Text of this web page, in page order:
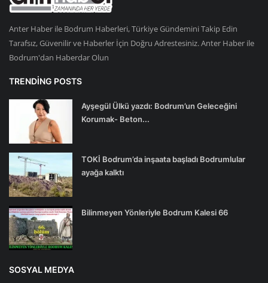
Anter Haber ile Bodrum Haberleri, Türkiye Gündemini Takip Edin
Tarafsız, Güvenilir ve Haberler İçin Doğru Adrestesiniz. Anter Haber ile
Bodrum'dan Haberdar Olun
TRENDING POSTS
Ayşegül Ülkü yazdı: Bodrum’un Geleceğini
Korumak- Beton...
TOKİ Bodrum’da inşaata başladı Bodrumlular
ayağa kalktı
Bilinmeyen Yönleriyle Bodrum Kalesi 66
SOSYAL MEDYA